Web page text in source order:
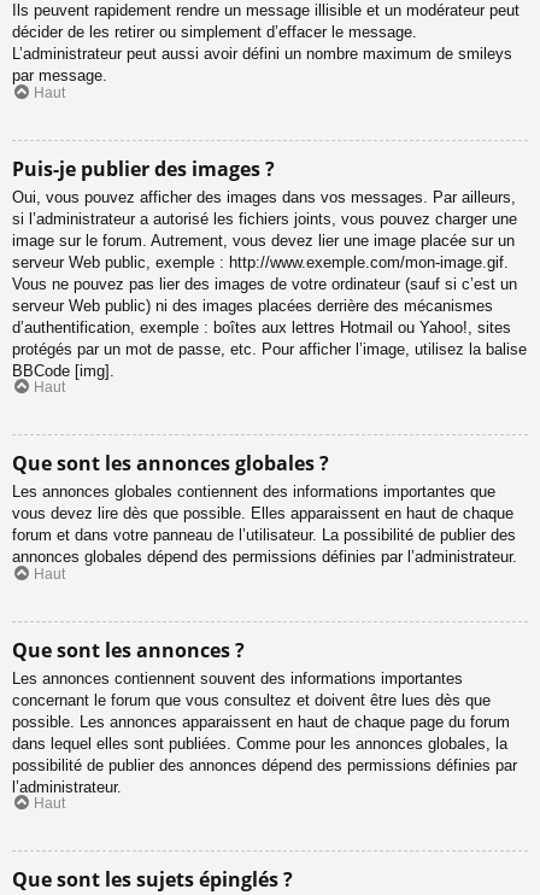
Ils peuvent rapidement rendre un message illisible et un modérateur peut
décider de les retirer ou simplement d’effacer le message.
L’administrateur peut aussi avoir défini un nombre maximum de smileys
par message.
Haut
Puis-je publier des images ?
Oui, vous pouvez afficher des images dans vos messages. Par ailleurs,
si l’administrateur a autorisé les fichiers joints, vous pouvez charger une
image sur le forum. Autrement, vous devez lier une image placée sur un
serveur Web public, exemple : http://www.exemple.com/mon-image.gif.
Vous ne pouvez pas lier des images de votre ordinateur (sauf si c’est un
serveur Web public) ni des images placées derrière des mécanismes
d’authentification, exemple : boîtes aux lettres Hotmail ou Yahoo!, sites
protégés par un mot de passe, etc. Pour afficher l’image, utilisez la balise
BBCode [img].
Haut
Que sont les annonces globales ?
Les annonces globales contiennent des informations importantes que
vous devez lire dès que possible. Elles apparaissent en haut de chaque
forum et dans votre panneau de l’utilisateur. La possibilité de publier des
annonces globales dépend des permissions définies par l’administrateur.
Haut
Que sont les annonces ?
Les annonces contiennent souvent des informations importantes
concernant le forum que vous consultez et doivent être lues dès que
possible. Les annonces apparaissent en haut de chaque page du forum
dans lequel elles sont publiées. Comme pour les annonces globales, la
possibilité de publier des annonces dépend des permissions définies par
l’administrateur.
Haut
Que sont les sujets épinglés ?